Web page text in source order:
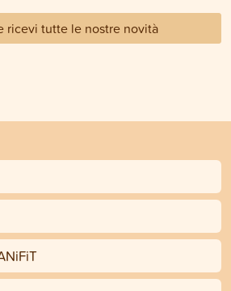
ricevi tutte le nostre novità